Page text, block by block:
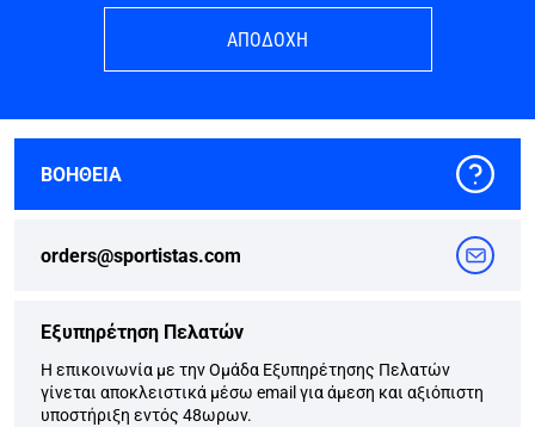
ΑΠΟΔΟΧΗ
ΒΟΗΘΕΙΑ
orders@sportistas.com
Εξυπηρέτηση Πελατών
Η επικοινωνία με την Ομάδα Εξυπηρέτησης Πελατών
γίνεται αποκλειστικά μέσω email για άμεση και αξιόπιστη
υποστήριξη εντός 48ωρων.